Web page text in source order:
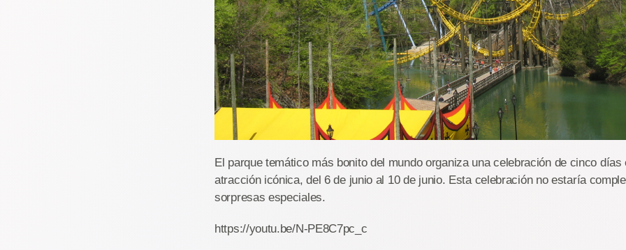
El parque temático más bonito del mundo organiza una celebración de cinco días
atracción icónica, del 6 de junio al 10 de junio. Esta celebración no estaría
sorpresas especiales.
https://youtu.be/N-PE8C7pc_c